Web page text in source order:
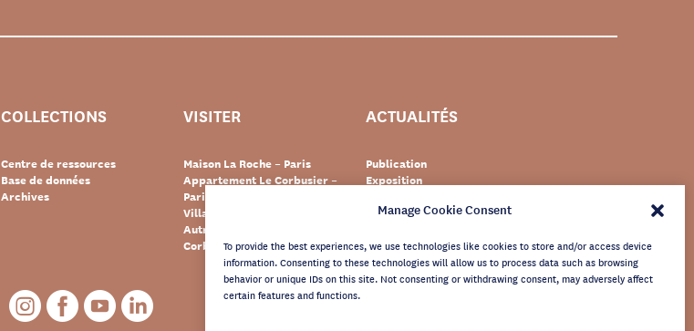
Manage Cookie Consent
To provide the best experiences, we use technologies like cookies to store and/or access device
information. Consenting to these technologies will allow us to process data such as browsing
behavior or unique IDs on this site. Not consenting or withdrawing consent, may adversely affect
certain features and functions.
COLLECTIONS
Centre de ressources
Base de données
Archives
VISITER
Maison La Roche – Paris
Appartement Le Corbusier –
Paris
Villa « Le Lac » – Suisse
Autres destinations Le
Corbusier
ACTUALITÉS
Publication
Exposition
Documentaire